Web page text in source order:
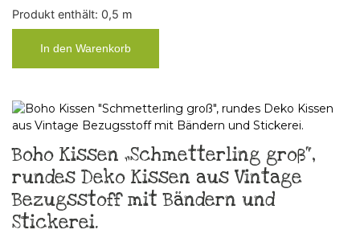
Produkt enthält: 0,5 m
In den Warenkorb
Boho Kissen „Schmetterling groß“,
rundes Deko Kissen aus Vintage
Bezugsstoff mit Bändern und
Stickerei.